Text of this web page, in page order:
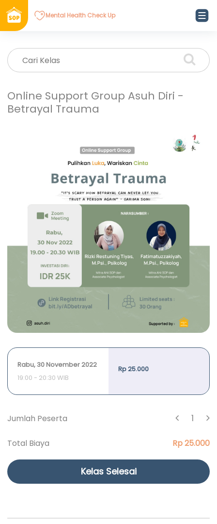
Mental Health Check Up
Online Support Group Asuh Diri -
Betrayal Trauma
Rabu, 30 November 2022
19:00 - 20:30 WIB
Rp 25.000
Jumlah Peserta 1
Total Biaya Rp 25.000
Kelas Selesai